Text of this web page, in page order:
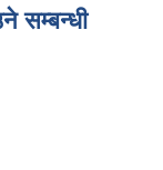
सम्बन्धी